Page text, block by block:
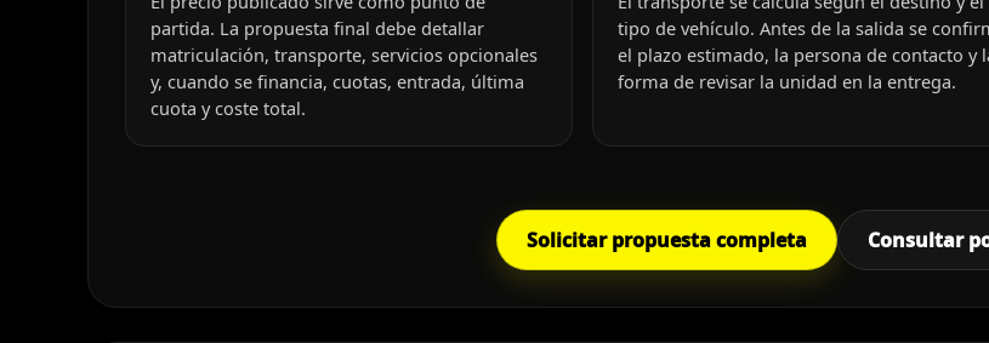
partida. La propuesta final debe detallar
matriculación, transporte, servicios opcionales
y, cuando se financia, cuotas, entrada, última
cuota y coste total.
tipo de vehículo. Antes de la salida se
el plazo estimado, la persona de contacto y
forma de revisar la unidad en la entrega.
Solicitar propuesta completa Consultar